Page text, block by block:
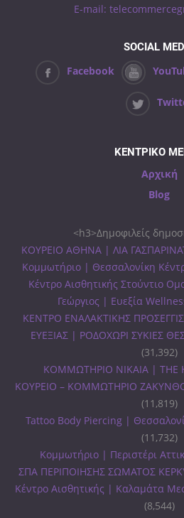
E-mail:
SOCIAL
Facebook
ΚΕΝΤΡΙΚΟ
Αρχική
Blog
<h3>Δημοφιλείς
ΚΟΥΡΕΙΟ ΑΘΗΝΑ | ΛΙΑ
Κομμωτήριο | Θεσσαλονίκη
Κέντρο Αισθητικής Στούντιο
Γεώργιος | Ευεξία
ΚΕΝΤΡΟ ΕΝΑΛΑΚΤΙΚΗΣ
ΕΥΕΞΙΑΣ | ΡΟΔΟΧΩΡΙ ΣΥΚΙΕΣ
(31,392)
ΚΟΜΜΩΤΗΡΙΟ ΝΙΚΑΙΑ | THE
ΚΟΥΡΕΙΟ – ΚΟΜΜΩΤΗΡΙΟ
(11,819)
Tattoo Body Piercing |
(11,732)
Κομμωτήριο | Περιστέρι
ΣΠΑ ΠΕΡΙΠΟΙΗΣΗΣ ΣΩΜΑΤΟΣ
Κέντρο Αισθητικής | Καλαμάτα
(8,544)